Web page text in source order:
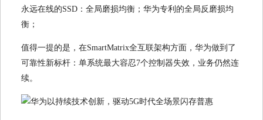
永远在线的SSD：全局磨损均衡；华为专利的全局反磨损均
衡；
值得一提的是，在SmartMatrix全互联架构方面，华为做到了
可靠性新标杆：单系统最大容忍7个控制器失效，业务仍然连
续。